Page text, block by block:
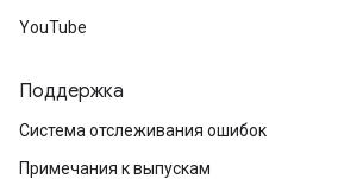
YouTube
Поддержка
Система отслеживания ошибок
Примечания к выпускам